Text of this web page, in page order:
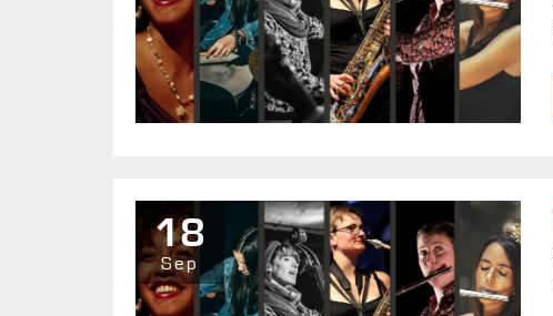
18
Sep